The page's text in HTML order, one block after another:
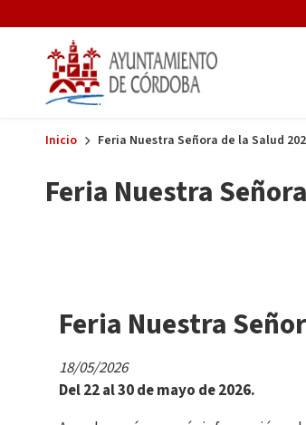
Inicio Feria Nuestra Señora de la Salud
Feria Nuestra
Feria Nuestra
18/05/2026
Del 22 al 30 de mayo de 2026.